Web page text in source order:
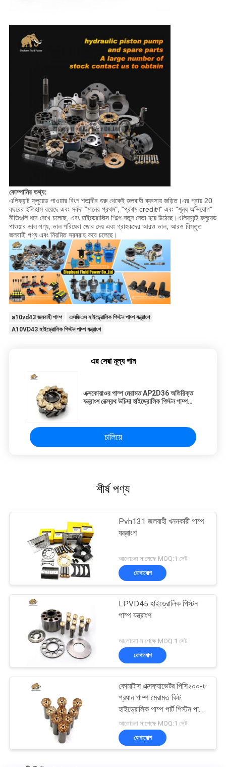
কোম্পানির তথ্য:
এলিফ্যান্ট ফ্লুয়েড পাওয়ার বিংশ শতাব্দীর শুরু থেকেই জলবাহী ব্যবসায় জড়িত।এর প্রায় 20
বছরের ইতিহাস রয়েছে এবং সর্বদা "মানের প্রথম", "প্রথম creditণ" এবং "শূন্য অভিযোগ"
নীতিগুলি ধরে রেখে চলেছে, এবং হাইড্রোলিক্স শিল্পে নতুন নেতা হয়ে উঠেছে।এলিফ্যান্ট ফ্লুয়েড
পাওয়ার ভাল পণ্য, ভাল পরিষেবা জোর দেয় এবং গ্রাহকদের আরও ভাল, আরও বিস্তৃত
জলবাহী পণ্য এবং নিয়মিত সরবরাহ করে চলেছে।
a10vd43 জলবাহী পাম্প
এসজিএস হাইড্রোলিক পিস্টন পাম্প যন্ত্রাংশ
A10VD43 হাইড্রোলিক পিস্টন পাম্প যন্ত্রাংশ
এর সেরা মূল্য পান
এক্সকোয়াওর পাম্প মেরামত AP2D36 অতিরিক্ত
যন্ত্রাংশ রেক্স্রথ উচিদা হাইড্রোলিক পিস্টন পাম্প
চালিয়ে
শীর্ষ পণ্য
Pvh131 জলবাহী খননকারী পাম্প
যন্ত্রাংশ
আলোচনা সাপেক্ষে MOQ:1 সেট
যোগাযোগ
LPVD45 হাইড্রোলিক পিস্টন
পাম্প যন্ত্রাংশ
আলোচনা সাপেক্ষে MOQ:1 সেট
যোগাযোগ
কোমাটাস এক্সক্যাভেটর পিসি২০০-৮
প্রধান পাম্প মেরামত কিট
হাইড্রোলিক পাম্প পার্ট পিস্টন পাম্প
রক্ষণাবেক্ষণ মেরামতের পরিষেবা
আলোচনা সাপেক্ষে MOQ:1 সেট
যোগাযোগ